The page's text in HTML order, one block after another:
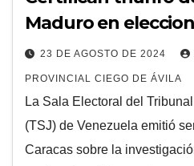
Maduro en
23 DE AGOSTO DE 2024
PROVINCIAL CIEGO DE ÁVILA
La Sala Electoral del
(TSJ) de Venezuela emitió
Caracas sobre la